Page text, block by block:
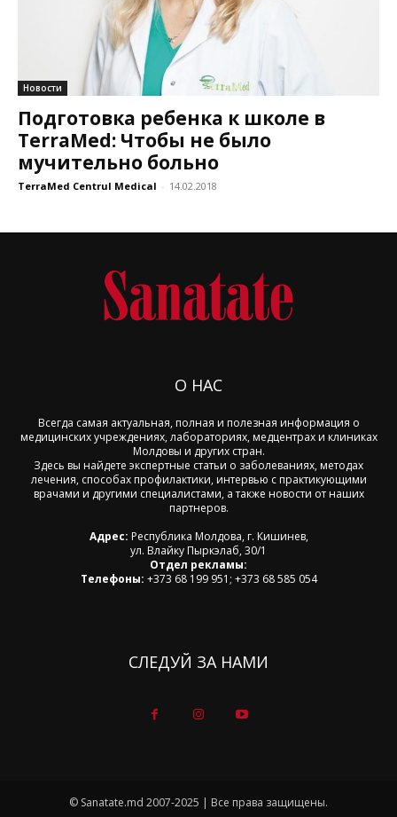
Новости
Подготовка ребенка к школе в
TerraMed: Чтобы не было
мучительно больно
TerraMed Centrul Medical - 14.02.2018
О НАС
Всегда самая актуальная, полная и полезная информация о
медицинских учреждениях, лабораториях, медцентрах и клиниках
Молдовы и других стран.
Здесь вы найдете экспертные статьи о заболеваниях, методах
лечения, способах профилактики, интервью с практикующими
врачами и другими специалистами, а также новости от наших
партнеров.
Адрес: Республика Молдова, г. Кишинев,
ул. Влайку Пыркэлаб, 30/1
Отдел рекламы:
Телефоны: +373 68 199 951; +373 68 585 054
СЛЕДУЙ ЗА НАМИ
© Sanatate.md 2007-2025 | Все права защищены.